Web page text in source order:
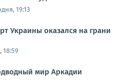
19:13
Украины оказался на грани
18:59
мир Аркадии